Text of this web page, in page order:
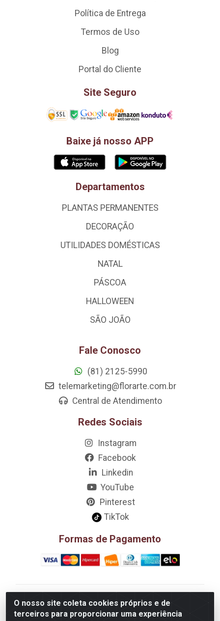
O nosso site coleta cookies próprios e de
terceiros para proporcionar uma experiência
Política de Entrega
Termos de Uso
Blog
Portal do Cliente
Site Seguro
Baixe já nosso APP
Departamentos
PLANTAS PERMANENTES
DECORAÇÃO
UTILIDADES DOMÉSTICAS
NATAL
PÁSCOA
HALLOWEEN
SÃO JOÃO
Fale Conosco
(81) 2125-5990
telemarketing@florarte.com.br
Central de Atendimento
Redes Sociais
Instagram
Facebook
Linkedin
YouTube
Pinterest
TikTok
Formas de Pagamento
D&A Decoração e Ambientação LTDA - Rua Riachão,
807 – 3A, 4A, 5A, 12A, 14A - Muribeca, Jaboatão dos